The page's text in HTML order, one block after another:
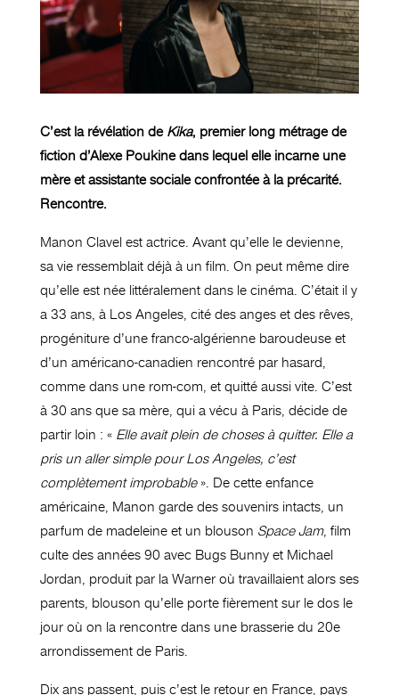
C’est la révélation de Kika, premier long métrage de
fiction d’Alexe Poukine dans lequel elle incarne une
mère et assistante sociale confrontée à la précarité.
Rencontre.
Manon Clavel est actrice. Avant qu’elle le devienne,
sa vie ressemblait déjà à un film. On peut même dire
qu’elle est née littéralement dans le cinéma. C’était il y
a 33 ans, à Los Angeles, cité des anges et des rêves,
progéniture d’une franco-algérienne baroudeuse et
d’un américano-canadien rencontré par hasard,
comme dans une rom-com, et quitté aussi vite. C’est
à 30 ans que sa mère, qui a vécu à Paris, décide de
partir loin : « Elle avait plein de choses à quitter. Elle a
pris un aller simple pour Los Angeles, c’est
complètement improbable ». De cette enfance
américaine, Manon garde des souvenirs intacts, un
parfum de madeleine et un blouson Space Jam, film
culte des années 90 avec Bugs Bunny et Michael
Jordan, produit par la Warner où travaillaient alors ses
parents, blouson qu’elle porte fièrement sur le dos le
jour où on la rencontre dans une brasserie du 20e
arrondissement de Paris.
Dix ans passent, puis c’est le retour en France, pays